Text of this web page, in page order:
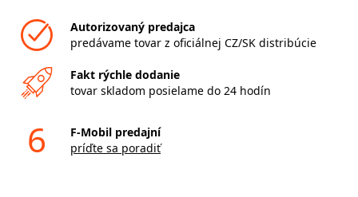
Autorizovaný predajca
predávame tovar z oficiálnej CZ/SK distribúcie
Fakt rýchle dodanie
tovar skladom posielame do 24 hodín
6
F-Mobil predajní
príďte sa poradiť